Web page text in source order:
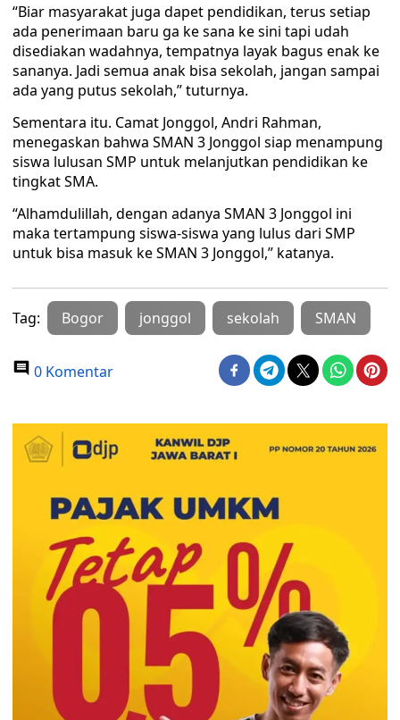
“Biar masyarakat juga dapet pendidikan, terus setiap
ada penerimaan baru ga ke sana ke sini tapi udah
disediakan wadahnya, tempatnya layak bagus enak ke
sananya. Jadi semua anak bisa sekolah, jangan sampai
ada yang putus sekolah,” tuturnya.
Sementara itu. Camat Jonggol, Andri Rahman,
menegaskan bahwa SMAN 3 Jonggol siap menampung
siswa lulusan SMP untuk melanjutkan pendidikan ke
tingkat SMA.
“Alhamdulillah, dengan adanya SMAN 3 Jonggol ini
maka tertampung siswa-siswa yang lulus dari SMP
untuk bisa masuk ke SMAN 3 Jonggol,” katanya.
Tag: Bogor jonggol sekolah SMAN
0 Komentar